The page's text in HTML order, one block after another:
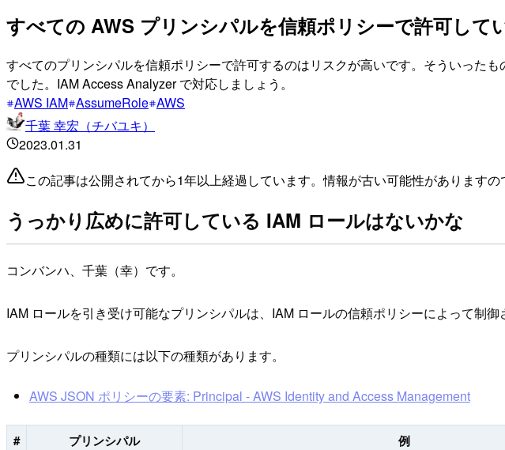
すべての AWS プリンシパルを信頼ポリシーで許可して
すべてのプリンシパルを信頼ポリシーで許可するのはリスクが高いです。そういった
でした。IAM Access Analyzer で対応しましょう。
AWS IAM AssumeRole AWS
千葉 幸宏（チバユキ）
2023.01.31
この記事は公開されてから1年以上経過しています。情報が古い可能性がありますの
うっかり広めに許可している IAM ロールはないかな
コンバンハ、千葉（幸）です。
IAM ロールを引き受け可能なプリンシパルは、IAM ロールの信頼ポリシーによって制御
プリンシパルの種類には以下の種類があります。
AWS JSON ポリシーの要素: Principal - AWS Identity and Access Management
# プリンシパル 例